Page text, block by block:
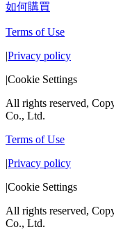
如何購買
Terms of Use
|Privacy policy
|Cookie Settings
All rights reserved,
Co., Ltd.
Terms of Use
|Privacy policy
|Cookie Settings
All rights reserved,
Co., Ltd.